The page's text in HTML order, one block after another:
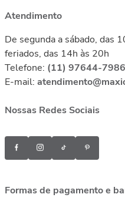
Atendimento
De segunda a sábado, das
feriados, das 14h às 20h
Telefone: (11) 97644-7986
E-mail:
Nossas Redes Sociais
Formas de pagamento e